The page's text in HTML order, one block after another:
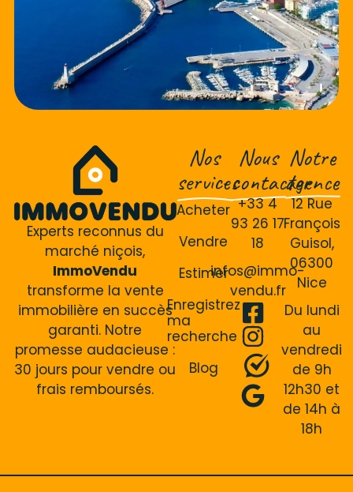
Experts reconnus du
marché niçois,
ImmoVendu
transforme la vente
immobilière en succès
garanti. Notre
promesse audacieuse :
30 jours pour vendre ou
frais remboursés.
Nos
services
Acheter
Vendre
Estimer
Enregistrez
ma
recherche
Blog
Nous
contacter
+33 4
93 26 17
18
infos@immo-
vendu.fr
Notre
agence
12 Rue
François
Guisol,
06300
Nice
Du lundi
au
vendredi
de 9h
12h30 et
de 14h à
18h